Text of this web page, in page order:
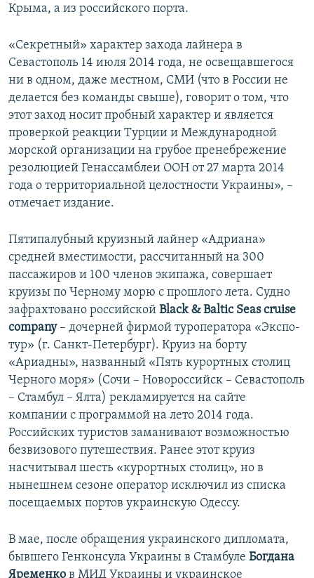
Крыма, а из российского порта.
«Секретный» характер захода лайнера в
Севастополь 14 июля 2014 года, не освещавшегося
ни в одном, даже местном, СМИ (что в России не
делается без команды свыше), говорит о том, что
этот заход носит пробный характер и является
проверкой реакции Турции и Международной
морской организации на грубое пренебрежение
резолюцией Генассамблеи ООН от 27 марта 2014
года о территориальной целостности Украины», –
отмечает издание.
Пятипалубный круизный лайнер «Адриана»
средней вместимости, рассчитанный на 300
пассажиров и 100 членов экипажа, совершает
круизы по Черному морю с прошлого лета. Судно
зафрахтовано российской Black & Baltic Seas cruise
company– дочерней фирмой туроператора «Экспо-
тур» (г. Санкт-Петербург). Круиз на борту
«Ариадны», названный «Пять курортных столиц
Черного моря» (Сочи – Новороссийск – Севастополь
– Стамбул – Ялта) рекламируется на сайте
компании с программой на лето 2014 года.
Российских туристов заманивают возможностью
безвизового путешествия. Ранее этот круиз
насчитывал шесть «курортных столиц», но в
нынешнем сезоне оператор исключил из списка
посещаемых портов украинскую Одессу.
В мае, после обращения украинского дипломата,
бывшего Генконсула Украины в Стамбуле Богдана
Яременко в МИД Украины и украинское